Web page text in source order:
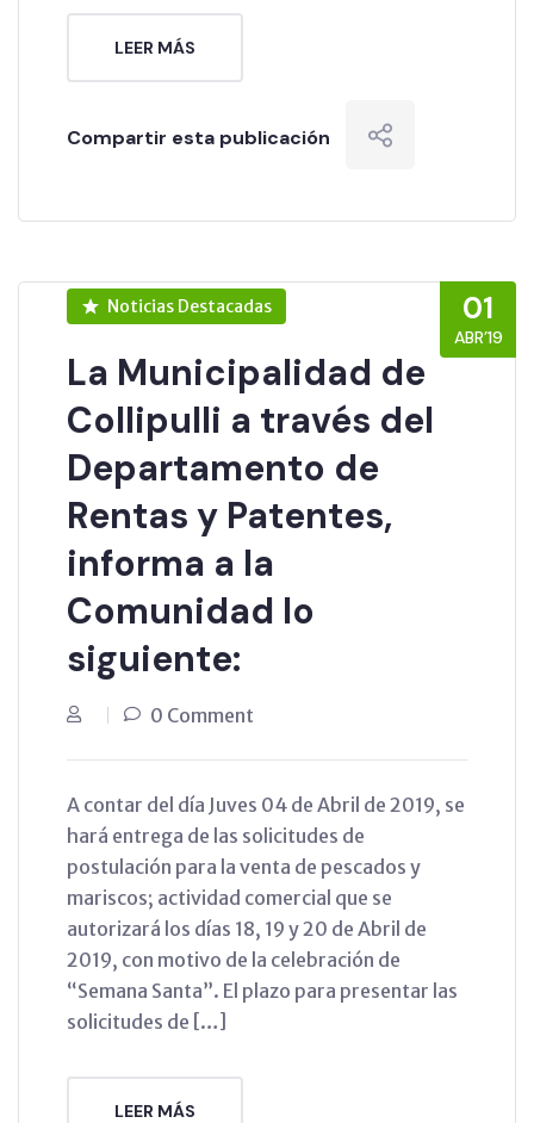
LEER MÁS
Compartir esta publicación
01
ABR’19
Noticias Destacadas
La Municipalidad de
Collipulli a través del
Departamento de
Rentas y Patentes,
informa a la
Comunidad lo
siguiente:
0 Comment
A contar del día Juves 04 de Abril de 2019, se
hará entrega de las solicitudes de
postulación para la venta de pescados y
mariscos; actividad comercial que se
autorizará los días 18, 19 y 20 de Abril de
2019, con motivo de la celebración de
“Semana Santa”. El plazo para presentar las
solicitudes de […]
LEER MÁS